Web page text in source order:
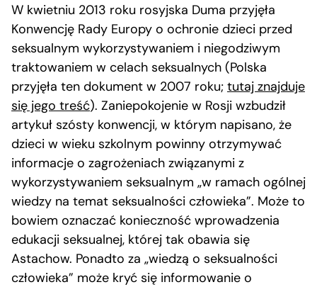
W kwietniu 2013 roku rosyjska Duma przyjęła
Konwencję Rady Europy o ochronie dzieci przed
seksualnym wykorzystywaniem i niegodziwym
traktowaniem w celach seksualnych (Polska
przyjęła ten dokument w 2007 roku; tutaj znajduje
się jego treść). Zaniepokojenie w Rosji wzbudził
artykuł szósty konwencji, w którym napisano, że
dzieci w wieku szkolnym powinny otrzymywać
informacje o zagrożeniach związanymi z
wykorzystywaniem seksualnym „w ramach ogólnej
wiedzy na temat seksualności człowieka”. Może to
bowiem oznaczać konieczność wprowadzenia
edukacji seksualnej, której tak obawia się
Astachow. Ponadto za „wiedzą o seksualności
człowieka” może kryć się informowanie o